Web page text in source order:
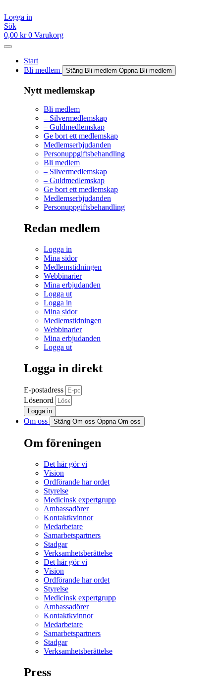
till
innehåll
Logga in
Sök
0,00 kr 0 Varukorg
Start
Bli medlem
Stäng Bli medlem Öppna Bli medlem
Nytt medlemskap
Bli medlem
– Silvermedlemskap
– Guldmedlemskap
Ge bort ett medlemskap
Medlemserbjudanden
Personuppgiftsbehandling
Bli medlem
– Silvermedlemskap
– Guldmedlemskap
Ge bort ett medlemskap
Medlemserbjudanden
Personuppgiftsbehandling
Redan medlem
Logga in
Mina sidor
Medlemstidningen
Webbinarier
Mina erbjudanden
Logga ut
Logga in
Mina sidor
Medlemstidningen
Webbinarier
Mina erbjudanden
Logga ut
Logga in direkt
E-postadress
Lösenord
Logga in
Om oss Stäng Om oss Öppna Om oss
Om föreningen
Det här gör vi
Vision
Ordförande har ordet
Styrelse
Medicinsk expertgrupp
Ambassadörer
Kontaktkvinnor
Medarbetare
Samarbetspartners
Stadgar
Verksamhetsberättelse
Det här gör vi
Vision
Ordförande har ordet
Styrelse
Medicinsk expertgrupp
Ambassadörer
Kontaktkvinnor
Medarbetare
Samarbetspartners
Stadgar
Verksamhetsberättelse
Press